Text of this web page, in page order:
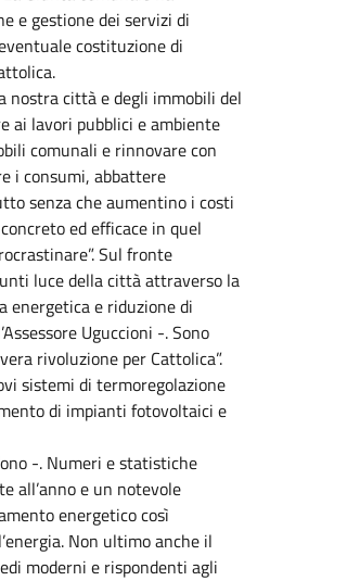
e gestione dei servizi di
costituzione di
nostra città e degli immobili del
ai lavori pubblici e ambiente
comunali e rinnovare con
i consumi, abbattere
senza che aumentino i costi
ed efficace in quel
Sul fronte
luce della città attraverso la
energetica e riduzione di
Uguccioni -. Sono
rivoluzione per Cattolica”.
sistemi di termoregolazione
di impianti fotovoltaici e
-. Numeri e statistiche
all’anno e un notevole
energetico così
Non ultimo anche il
moderni e rispondenti agli